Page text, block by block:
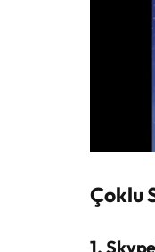
Çoklu
1.